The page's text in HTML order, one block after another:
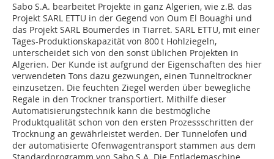
Sabo S.A. bearbeitet Projekte in ganz Algerien, wie z.B. das
Projekt SARL ETTU in der Gegend von Oum El Bouaghi und
das Projekt SARL Boumerdes in Tiarret. SARL ETTU, mit einer
Tages-Produktionskapazität von 800 t Hohlziegeln,
unterscheidet sich von den sonst üblichen Projekten in
Algerien. Der Kunde ist aufgrund der Eigenschaften des hier
verwendeten Tons dazu gezwungen, einen Tunneltrockner
einzusetzen. Die feuchten Ziegel werden über bewegliche
Regale in den Trockner transportiert. Mithilfe dieser
Automatisierungstechnik kann die bestmögliche
Produktqualität schon von den ersten Prozessschritten der
Trocknung an gewährleistet werden. Der Tunnelofen und
der automatisierte Ofenwagentransport stammen aus dem